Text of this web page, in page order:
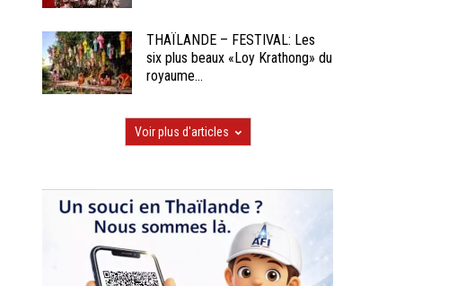
THAÏLANDE – FESTIVAL: Les
six plus beaux «Loy Krathong» du
royaume...
Voir plus d'articles